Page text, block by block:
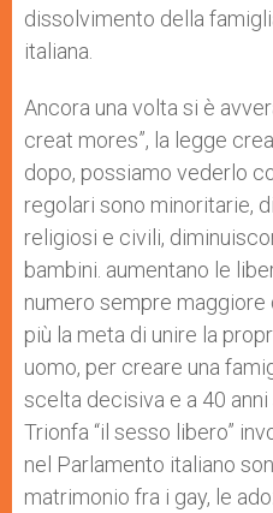
dissolvimento della
italiana.
Ancora una volta si è
creat mores”, la legge
dopo, possiamo vederlo
regolari sono minoritarie,
religiosi e civili,
bambini. aumentano le
numero sempre maggiore
più la meta di unire la
uomo, per creare una
scelta decisiva e a 40 anni
Trionfa “il sesso libero”
nel Parlamento italiano
matrimonio fra i gay, le